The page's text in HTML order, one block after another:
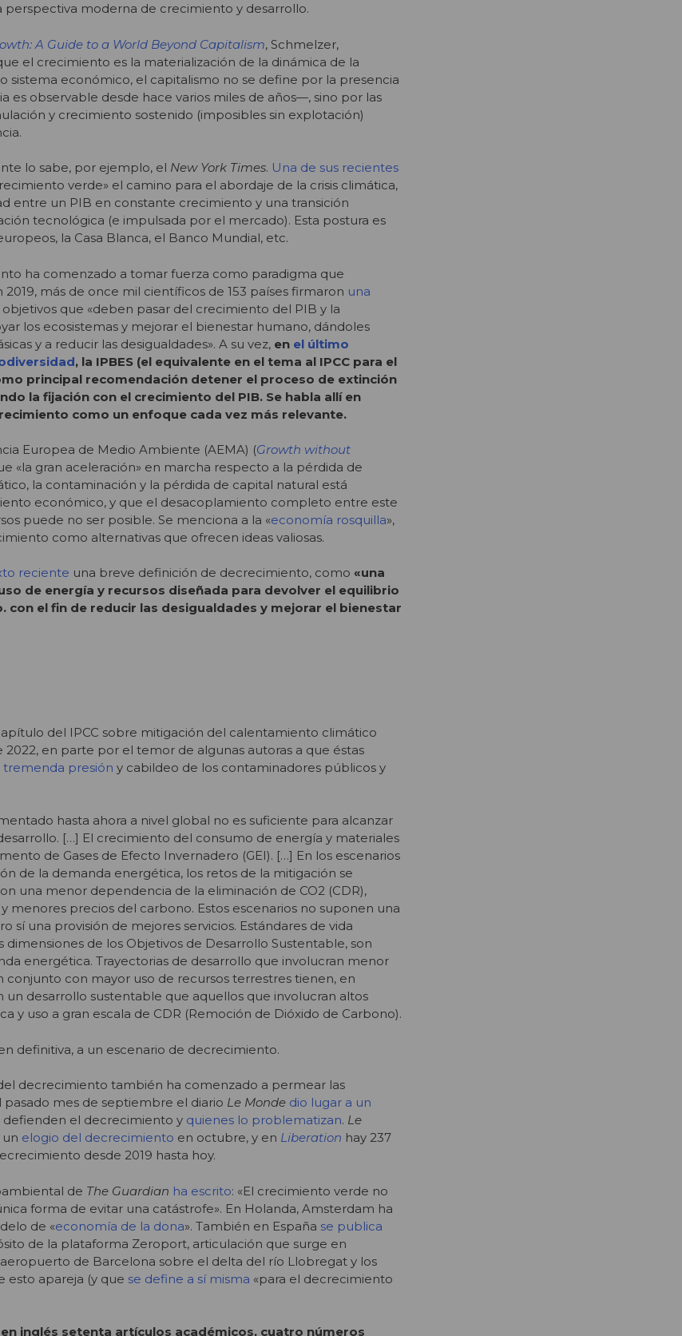
perspectiva moderna de crecimiento y desarrollo.
A Guide to a World Beyond Capitalism, Schmelzer,
el crecimiento es la materialización de la dinámica de la
sistema económico, el capitalismo no se define por la presencia
es observable desde hace varios miles de años—, sino por las
y crecimiento sostenido (imposibles sin explotación)
lo sabe, por ejemplo, el New York Times. Una de sus recientes
verde» el camino para el abordaje de la crisis climática,
entre un PIB en constante crecimiento y una transición
tecnológica (e impulsada por el mercado). Esta postura es
la Casa Blanca, el Banco Mundial, etc.
ha comenzado a tomar fuerza como paradigma que
2019, más de once mil científicos de 153 países firmaron una
que «deben pasar del crecimiento del PIB y la
los ecosistemas y mejorar el bienestar humano, dándoles
y a reducir las desigualdades». A su vez, en el último
, la IPBES (el equivalente en el tema al IPCC para el
principal recomendación detener el proceso de extinción
la fijación con el crecimiento del PIB. Se habla allí en
como un enfoque cada vez más relevante.
Europea de Medio Ambiente (AEMA) (Growth without
«la gran aceleración» en marcha respecto a la pérdida de
la contaminación y la pérdida de capital natural está
económico, y que el desacoplamiento completo entre este
puede no ser posible. Se menciona a la «economía rosquilla»,
como alternativas que ofrecen ideas valiosas.
reciente una breve definición de decrecimiento, como «una
de energía y recursos diseñada para devolver el equilibrio
con el fin de reducir las desigualdades y mejorar el bienestar
del IPCC sobre mitigación del calentamiento climático
en parte por el temor de algunas autoras a que éstas
tremenda presión y cabildeo de los contaminadores públicos y
hasta ahora a nivel global no es suficiente para alcanzar
[…] El crecimiento del consumo de energía y materiales
de Gases de Efecto Invernadero (GEI). […] En los escenarios
de la demanda energética, los retos de la mitigación se
una menor dependencia de la eliminación de CO2 (CDR),
menores precios del carbono. Estos escenarios no suponen una
sí una provisión de mejores servicios. Estándares de vida
de los Objetivos de Desarrollo Sustentable, son
energética. Trayectorias de desarrollo que involucran menor
conjunto con mayor uso de recursos terrestres tienen, en
un desarrollo sustentable que aquellos que involucran altos
y uso a gran escala de CDR (Remoción de Dióxido de Carbono).
definitiva, a un escenario de decrecimiento.
decrecimiento también ha comenzado a permear las
pasado mes de septiembre el diario Le Monde dio lugar a un
defienden el decrecimiento y quienes lo problematizan. Le
elogio del decrecimiento en octubre, y en Liberation hay 237
desde 2019 hasta hoy.
de The Guardian ha escrito: «El crecimiento verde no
forma de evitar una catástrofe». En Holanda, Amsterdam ha
de «economía de la dona». También en España se publica
de la plataforma Zeroport, articulación que surge en
de Barcelona sobre el delta del río Llobregat y los
esto apareja (y que se define a sí misma «para el decrecimiento
inglés setenta artículos académicos, cuatro números